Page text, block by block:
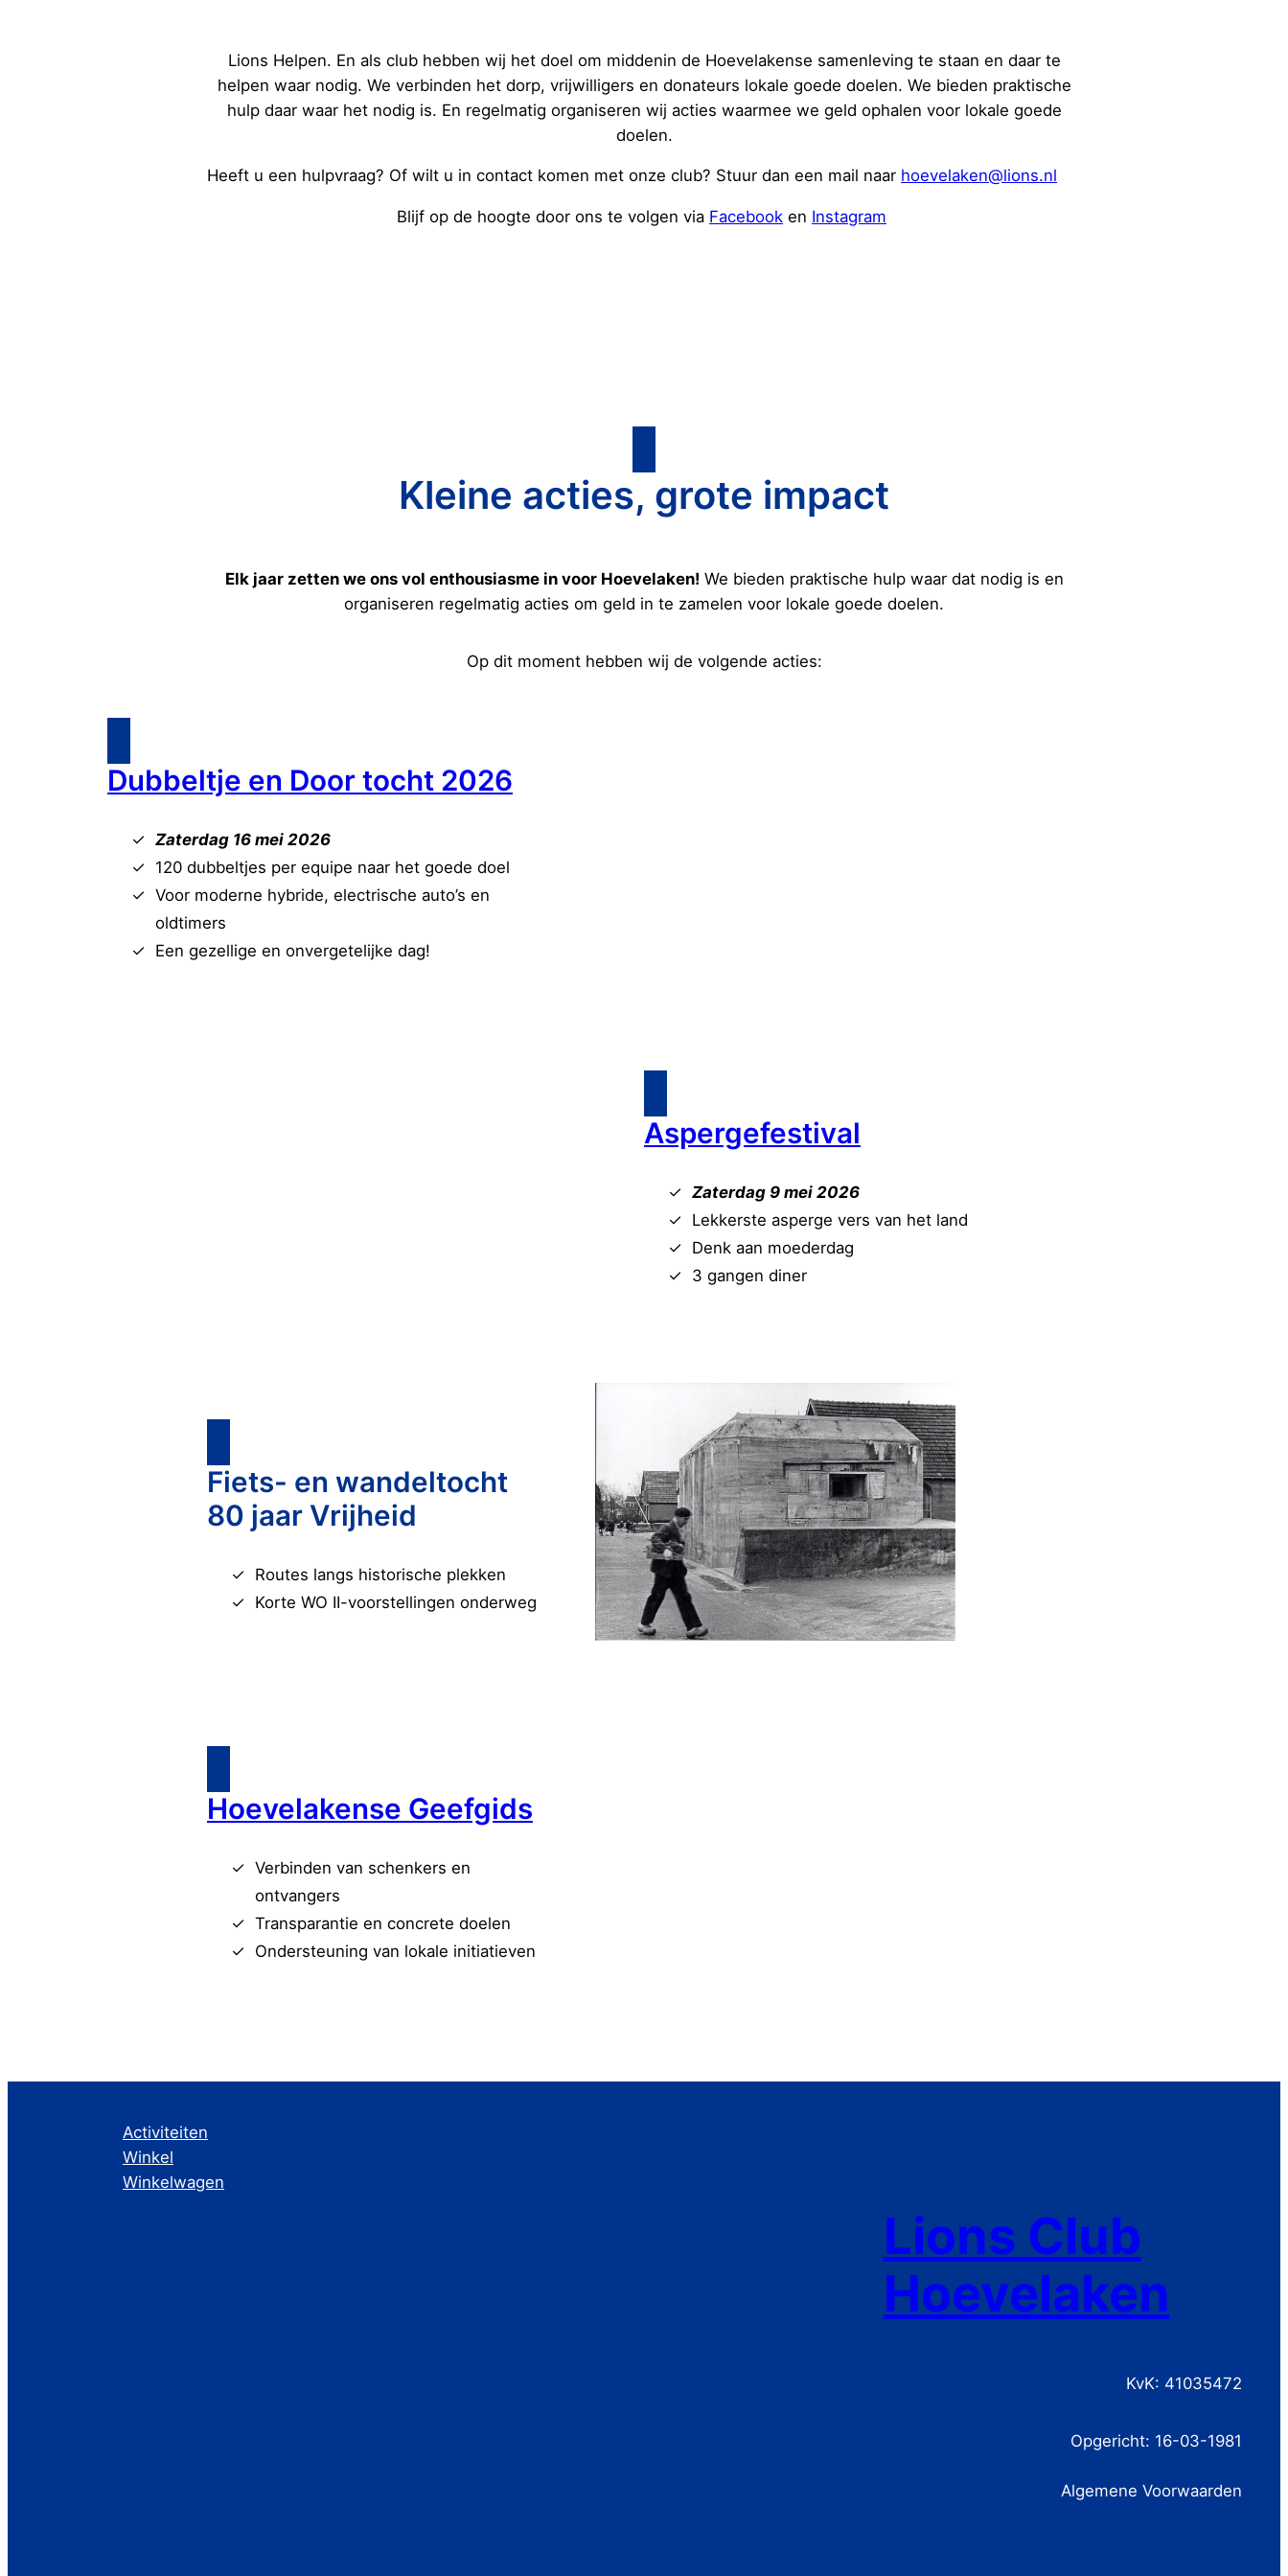
Lions Helpen. En als club hebben wij het doel om middenin de Hoevelakense samenleving te staan en daar te
helpen waar nodig. We verbinden het dorp, vrijwilligers en donateurs lokale goede doelen. We bieden praktische
hulp daar waar het nodig is. En regelmatig organiseren wij acties waarmee we geld ophalen voor lokale goede
doelen.
Heeft u een hulpvraag? Of wilt u in contact komen met onze club? Stuur dan een mail naar hoevelaken@lions.nl
Blijf op de hoogte door ons te volgen via Facebook en Instagram
Kleine acties, grote impact
Elk jaar zetten we ons vol enthousiasme in voor Hoevelaken! We bieden praktische hulp waar dat nodig is en
organiseren regelmatig acties om geld in te zamelen voor lokale goede doelen.
Op dit moment hebben wij de volgende acties:
Dubbeltje en Door tocht 2026
Zaterdag 16 mei 2026
120 dubbeltjes per equipe naar het goede doel
Voor moderne hybride, electrische auto’s en
oldtimers
Een gezellige en onvergetelijke dag!
Aspergefestival
Zaterdag 9 mei 2026
Lekkerste asperge vers van het land
Denk aan moederdag
3 gangen diner
Fiets- en wandeltocht
80 jaar Vrijheid
Routes langs historische plekken
Korte WO II-voorstellingen onderweg
Hoevelakense Geefgids
Verbinden van schenkers en
ontvangers
Transparantie en concrete doelen
Ondersteuning van lokale initiatieven
Activiteiten
Winkel
Winkelwagen
Lions Club
Hoevelaken
KvK: 41035472
Opgericht: 16-03-1981
Algemene Voorwaarden